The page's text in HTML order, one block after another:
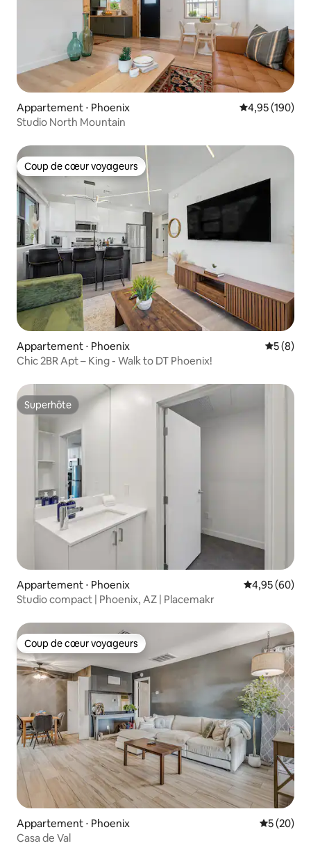
Appartement ⋅ Phoenix Évaluation
4,95 (190)
Studio North Mountain
Coup de cœur voyageurs
Coup de cœur voyageurs
Appartement ⋅ Phoenix
5 (8)
Chic 2BR Apt – King - Walk to DT Phoenix!
Superhôte
Superhôte
Appartement ⋅ Phoenix Évaluation
4,95 (60)
Studio compact | Phoenix, AZ | Placemakr
Coup de cœur voyageurs
Coup de cœur voyageurs
Appartement ⋅ Phoenix
5 (20)
Casa de Val